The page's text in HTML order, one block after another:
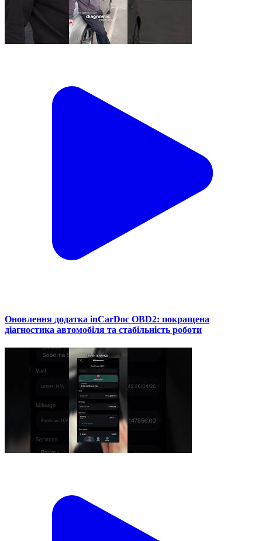
Оновлення додатка inCarDoc OBD2: покращена
діагностика автомобіля та стабільність роботи